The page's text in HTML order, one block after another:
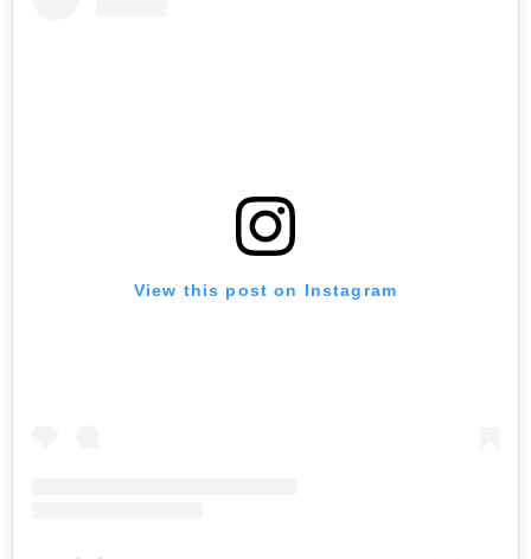
View this post on Instagram